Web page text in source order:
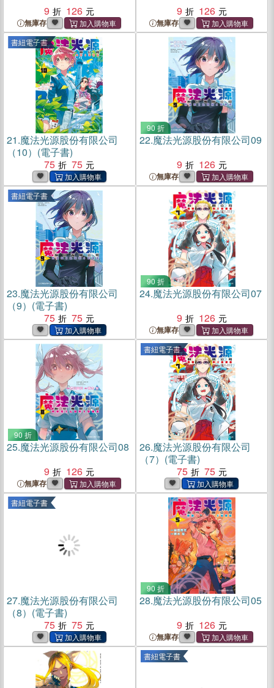
9 126
無庫存
9 126
無庫存
書紐電子書
21.魔法光源股份有限公司
（10）(電子書)
75
75
90 折
22.魔法光源股份有限公司09
9
126
無庫存
書紐電子書
23.魔法光源股份有限公司
（9）(電子書)
75
75
90 折
24.魔法光源股份有限公司07
9
126
無庫存
90 折
25.魔法光源股份有限公司08
9
126
無庫存
書紐電子書
26.魔法光源股份有限公司
（7）(電子書)
75
75
書紐電子書
27.魔法光源股份有限公司
（8）(電子書)
75
75
90 折
28.魔法光源股份有限公司05
9
126
無庫存
書紐電子書